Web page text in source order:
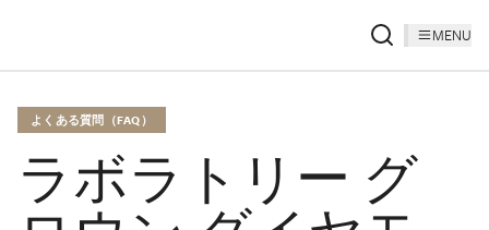
MENU
よくある質問（FAQ）
ラボラトリー グ